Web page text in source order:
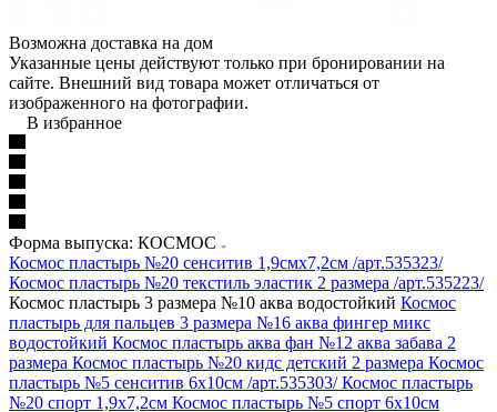
Возможна доставка на дом
Указанные цены действуют только при бронировании на
сайте. Внешний вид товара может отличаться от
изображенного на фотографии.
В избранное
Форма выпуска: КОСМОС
Космос пластырь №20 сенситив 1,9смх7,2см /арт.535323/
Космос пластырь №20 текстиль эластик 2 размера /арт.535223/
Космос пластырь 3 размера №10 аква водостойкий Космос
пластырь для пальцев 3 размера №16 аква фингер микс
водостойкий Космос пластырь аква фан №12 аква забава 2
размера Космос пластырь №20 кидс детский 2 размера Космос
пластырь №5 сенситив 6х10см /арт.535303/ Космос пластырь
№20 спорт 1,9х7,2см Космос пластырь №5 спорт 6х10см